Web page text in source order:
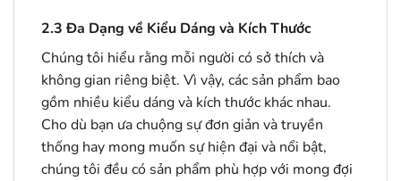
2.3Đa Dạng về Kiểu Dáng và Kích Thước
Chúng tôi hiểu rằng mỗi người có sở thích và
không gian riêng biệt. Vì vậy, các sản phẩm bao
gồm nhiều kiểu dáng và kích thước khác nhau.
Cho dù bạn ưa chuộng sự đơn giản và truyền
thống hay mong muốn sự hiện đại và nổi bật,
chúng tôi đều có sản phẩm phù hợp với mong đợi